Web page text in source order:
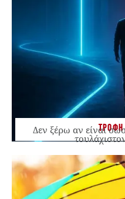
ΤΡΟΦΗ
Δεν ξέρω αν είναι